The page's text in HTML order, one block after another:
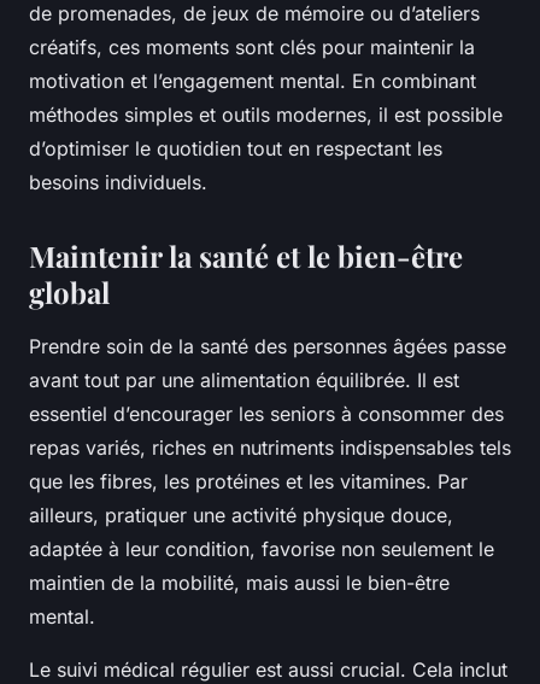
de promenades, de jeux de mémoire ou d’ateliers
créatifs, ces moments sont clés pour maintenir la
motivation et l’engagement mental. En combinant
méthodes simples et outils modernes, il est possible
d’optimiser le quotidien tout en respectant les
besoins individuels.
Maintenir la santé et le bien-être
global
Prendre soin de la santé des personnes âgées passe
avant tout par une alimentation équilibrée. Il est
essentiel d’encourager les seniors à consommer des
repas variés, riches en nutriments indispensables tels
que les fibres, les protéines et les vitamines. Par
ailleurs, pratiquer une activité physique douce,
adaptée à leur condition, favorise non seulement le
maintien de la mobilité, mais aussi le bien-être
mental.
Le suivi médical régulier est aussi crucial. Cela inclut